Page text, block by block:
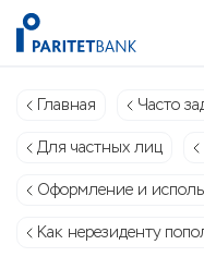
Главная Часто
Для частных лиц
Оформление и
Как нерезиденту